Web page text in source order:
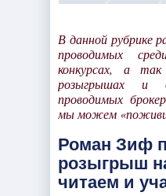
В данной рубрике
проводимых
конкурсах, а
розыгрышах и
проводимых
мы можем
Роман Зиф
розыгрыш
читаем и